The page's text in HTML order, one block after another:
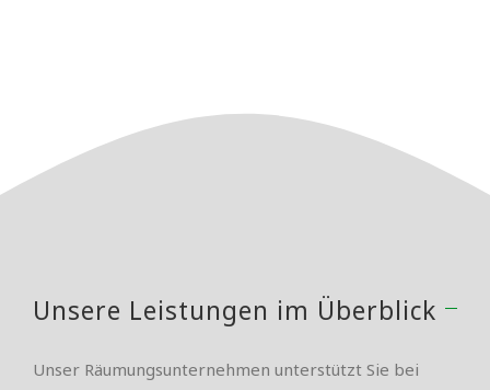
Unsere Leistungen im Überblick
Unser Räumungsunternehmen unterstützt Sie bei